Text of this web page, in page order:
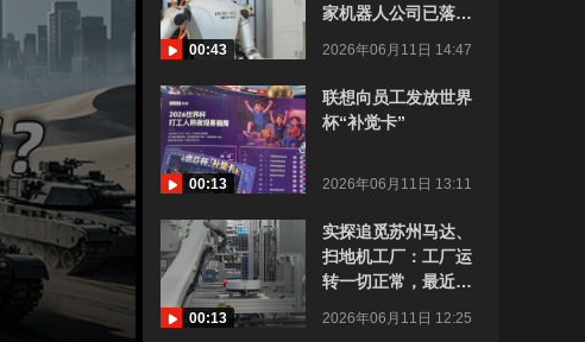
00:43
家机器人公司已落地
2026年06月11日 14:47
00:13
联想向员工发放世界
杯“补觉卡”
2026年06月11日 13:11
00:13
实探追觅苏州马达、
扫地机工厂：工厂运
转一切正常，最近三
90%以上
2026年06月11日 12:25